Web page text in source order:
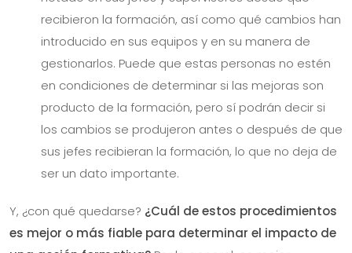
recibieron la formación, así como qué cambios han
introducido en sus equipos y en su manera de
gestionarlos. Puede que estas personas no estén
en condiciones de determinar si las mejoras son
producto de la formación, pero sí podrán decir si
los cambios se produjeron antes o después de que
sus jefes recibieran la formación, lo que no deja de
ser un dato importante.
Y, ¿con qué quedarse? ¿Cuál de estos procedimientos
es mejor o más fiable para determinar el impacto de